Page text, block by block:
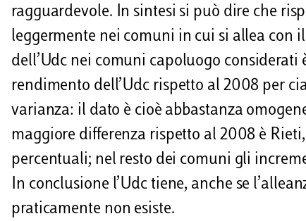
ragguardevole. In sintesi si può dire che
leggermente nei comuni in cui si allea con
dell’Udc nei comuni capoluogo considerati
rendimento dell’Udc rispetto al 2008 per
varianza: il dato è cioè abbastanza
maggiore differenza rispetto al 2008 è
percentuali; nel resto dei comuni gli
In conclusione l’Udc tiene, anche se
praticamente non esiste.